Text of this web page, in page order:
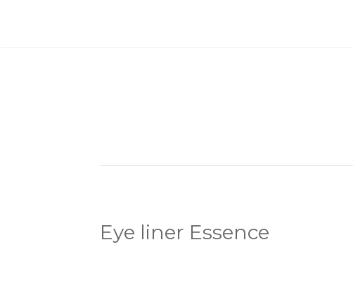
Eye liner Essence